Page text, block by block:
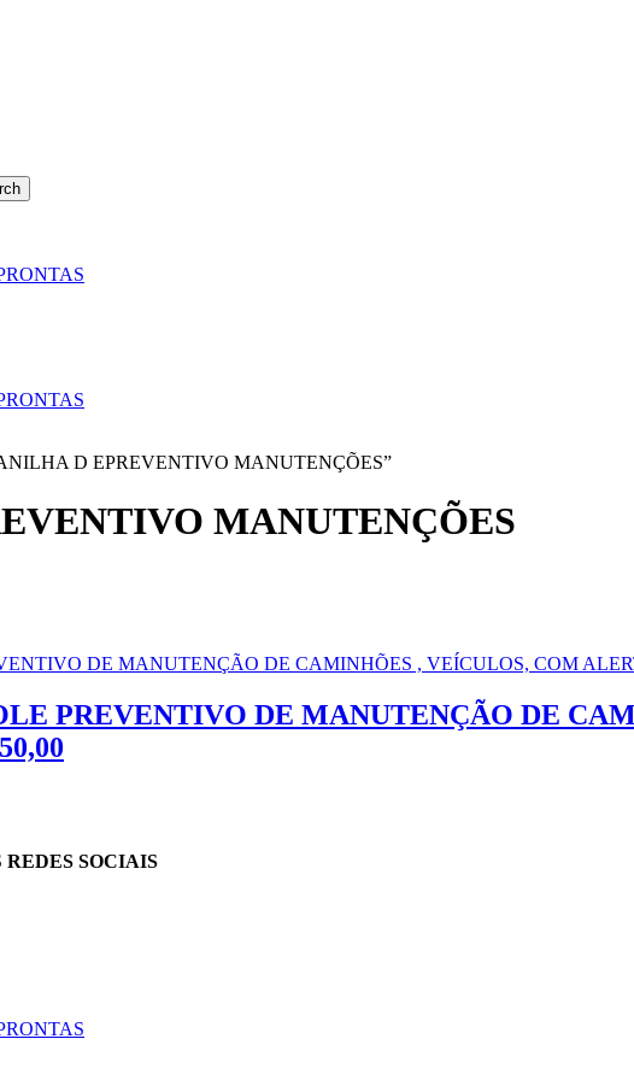
D EPREVENTIVO MANUTENÇÕES”
MANUTENÇÕES
PREVENTIVO DE MANUTENÇÃO DE
REDES SOCIAIS